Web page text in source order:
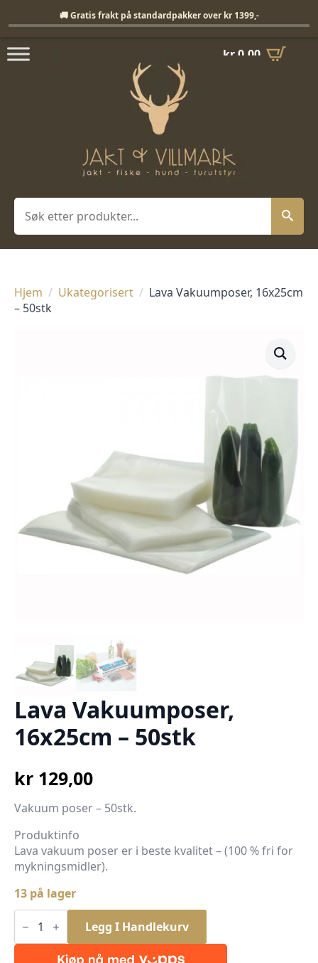
kr0,00
Søk
Hjem Ukategorisert
Lava Vakuumposer, 16x25cm
– 50stk
Lava Vakuumposer,
16x25cm – 50stk
kr 129,00
Vakuum poser – 50stk.
Produktinfo
Lava vakuum poser er i beste kvalitet – (100 % fri for
mykningsmidler).
13 på lager
Lava
Vakuumposer,
-
Legg I Handlekurv
🚚 Gratis frakt på standardpakker over kr 1399,-